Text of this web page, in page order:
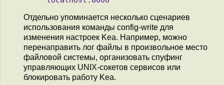
Отдельно упоминается несколько сценариев
использования команды config-write для
изменения настроек Kea. Например, можно
перенаправить лог файлы в произвольное место
файловой системы, организовать спуфинг
управляющих UNIX-сокетов сервисов или
блокировать работу Kea.